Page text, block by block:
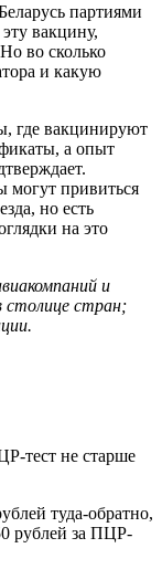
партиями
вакцину,
во сколько
и какую
где вакцинируют
а опыт
могут привиться
но есть
на это
и
столице стран;
тест не старше
туда-обратно,
рублей за ПЦР-